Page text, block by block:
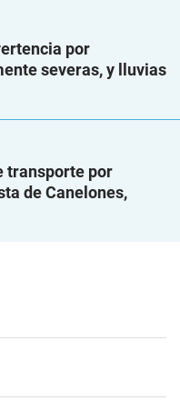
por
severas, y lluvias
transporte por
de Canelones,